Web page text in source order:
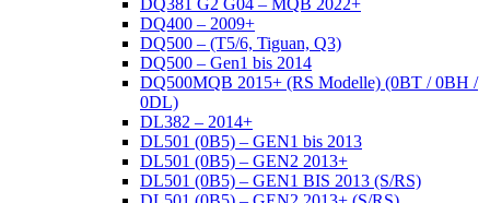
DQ381 G2 G04 – MQB 2022+
DQ400 – 2009+
DQ500 – (T5/6, Tiguan, Q3)
DQ500 – Gen1 bis 2014
DQ500MQB 2015+ (RS Modelle) (0BT / 0BH /
0DL)
DL382 – 2014+
DL501 (0B5) – GEN1 bis 2013
DL501 (0B5) – GEN2 2013+
DL501 (0B5) – GEN1 BIS 2013 (S/RS)